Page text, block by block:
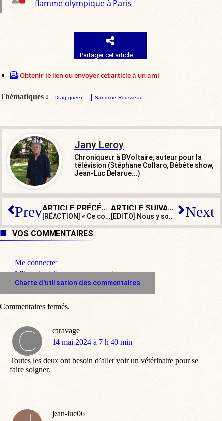
flamme olympique à Paris
Partager cet article
Obtenir le lien ou envoyer cet article à un ami
Thématiques : Drag queen Sandrine Rousseau
Jany Leroy
Chroniqueur à BVoltaire, auteur pour la
télévision (Stéphane Collaro, Bêbête show,
Jean-Luc Delarue...)
Prev ARTICLE PRÉCÉDENT
[RÉACTION] « Ce congé de naissance apparaît comme une mesure idéologique »
ARTICLE SUIVANT
[EDITO] Nous y sommes : Rima Hassan compare Israël à la France coloniale Next
VOS COMMENTAIRES
Me connecter
M'inscrire à l'espace commentaire
Charte d'utilisation des commentaires
caravage
dit
14 mai 2024 à 7 h 40 min
Toutes les deux ont besoin d’aller voir un vétérinaire pour se
faire soigner.
jean-luc06
Commentaires fermés.